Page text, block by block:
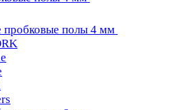
пробковые полы 4 мм